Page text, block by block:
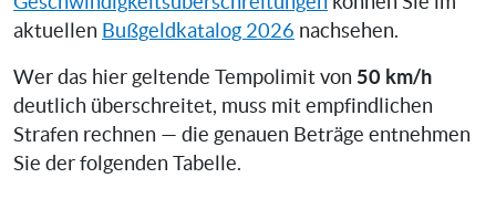
aktuellen Bußgeldkatalog 2026 nachsehen.
Wer das hier geltende Tempolimit von 50 km/h
deutlich überschreitet, muss mit empfindlichen
Strafen rechnen — die genauen Beträge entnehmen
Sie der folgenden Tabelle.